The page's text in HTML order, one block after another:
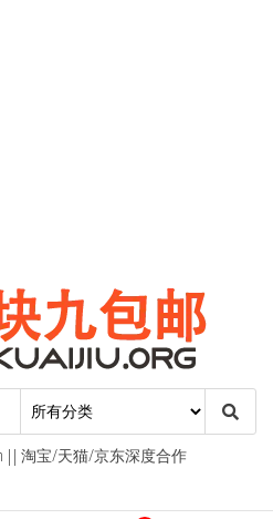
包邮,9.9元包邮,九
官网
|| 淘宝/天猫/京东深度合作